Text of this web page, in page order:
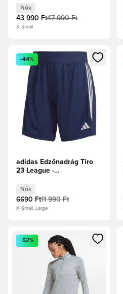
Nők
43 990 Ft47 990 Ft
X-Small
Megnyit egy modált a
-44%
adidas Edzőnadrág Tiro
23 League -
Nők
6690 Ft11 990 Ft
X-Small, Large
Megnyit egy modált a
-52%